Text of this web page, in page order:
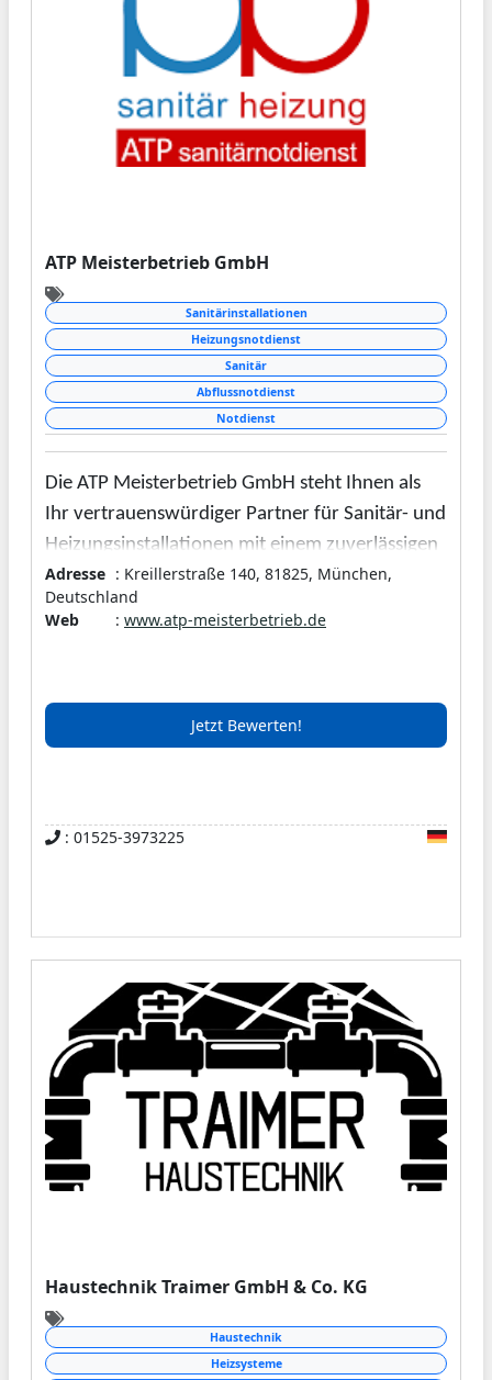
stets verlassen.
ATP Meisterbetrieb GmbH
Sanitärinstallationen
Heizungsnotdienst
Sanitär
Abflussnotdienst
Notdienst
Die ATP Meisterbetrieb GmbH steht Ihnen als
Ihr vertrauenswürdiger Partner für Sanitär- und
Heizungsinstallationen mit einem zuverlässigen
24-Stunden-Heizungsnotdienst in München und
Umgebung gerne zur Verfügung. Wir sind stolz
auf unsere meisterliche Qualität und unseren
qualifizierten Team setzen wir alles daran, Ihre
Sanitär- und Heizungswünsche zuverlässig und
Adresse : Kreillerstraße 140, 81825, München,
Deutschland
Web
: www.atp-meisterbetrieb.de
Jetzt Bewerten!
: 01525-3973225
Haustechnik Traimer GmbH & Co. KG
Haustechnik
Heizsysteme